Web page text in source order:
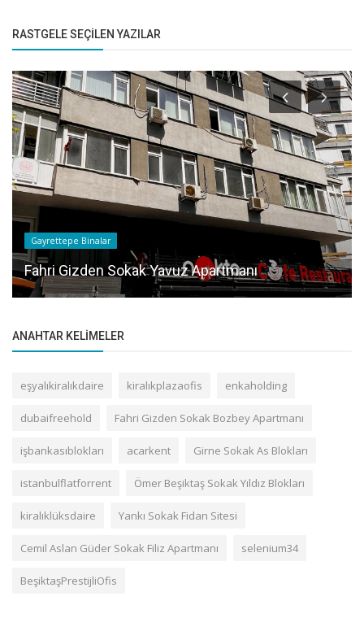
RASTGELE SEÇILEN YAZILAR
Gayrettepe Binalar
Fahri Gizden Sokak Yavuz Apartmanı
ANAHTAR KELIMELER
eşyalıkiralıkdaire kiralıkplazaofis enkaholding
dubaifreehold Fahri Gizden Sokak Bozbey Apartmanı
işbankasıblokları acarkent Girne Sokak As Blokları
istanbulflatforrent Ömer Beşiktaş Sokak Yıldız Blokları
kiralıklüksdaire Yankı Sokak Fidan Sitesi
Cemil Aslan Güder Sokak Filiz Apartmanı selenium34
BeşiktaşPrestijliOfis